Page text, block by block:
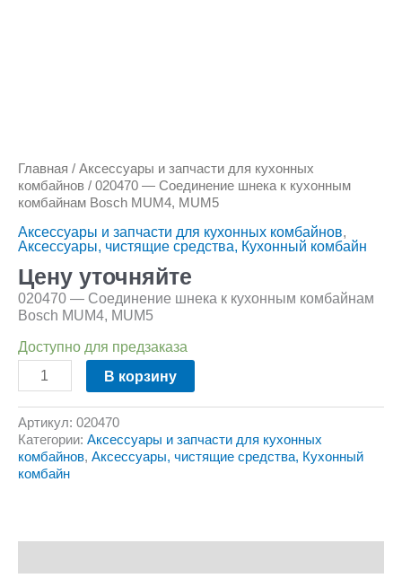
Главная / Аксессуары и запчасти для кухонных
комбайнов / 020470 — Соединение шнека к кухонным
комбайнам Bosch MUM4, MUM5
Аксессуары и запчасти для кухонных комбайнов,
Аксессуары, чистящие средства, Кухонный комбайн
Цену уточняйте
020470 — Соединение шнека к кухонным комбайнам
Bosch MUM4, MUM5
Доступно для предзаказа
В корзину
Артикул: 020470
Категории: Аксессуары и запчасти для кухонных
комбайнов, Аксессуары, чистящие средства, Кухонный
комбайн